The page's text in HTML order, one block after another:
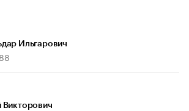
Ильгарович
Викторович